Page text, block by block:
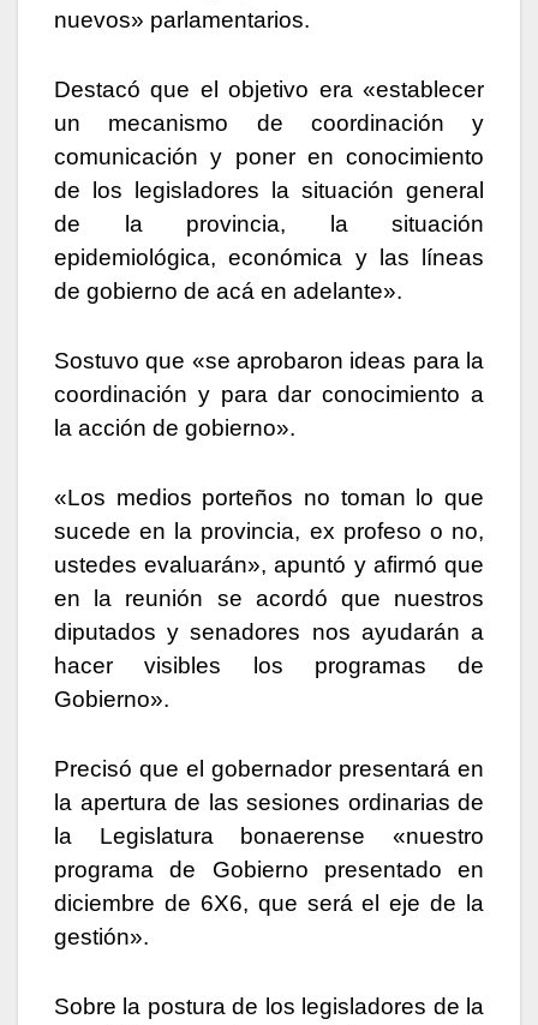
nuevos» parlamentarios.
Destacó que el objetivo era «establecer
un mecanismo de coordinación y
comunicación y poner en conocimiento
de los legisladores la situación general
de la provincia, la situación
epidemiológica, económica y las líneas
de gobierno de acá en adelante».
Sostuvo que «se aprobaron ideas para la
coordinación y para dar conocimiento a
la acción de gobierno».
«Los medios porteños no toman lo que
sucede en la provincia, ex profeso o no,
ustedes evaluarán», apuntó y afirmó que
en la reunión se acordó que nuestros
diputados y senadores nos ayudarán a
hacer visibles los programas de
Gobierno».
Precisó que el gobernador presentará en
la apertura de las sesiones ordinarias de
la Legislatura bonaerense «nuestro
programa de Gobierno presentado en
diciembre de 6X6, que será el eje de la
gestión».
Sobre la postura de los legisladores de la